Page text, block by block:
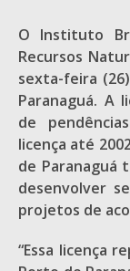
O Instituto
Recursos
sexta-feira
Paranaguá. A
de
licença até
de Paranaguá
desenvolver
projetos de
“Essa licença